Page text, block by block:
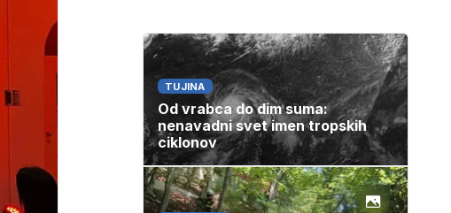
TUJINA
Od vrabca do dim suma:
nenavadni svet imen tropskih
ciklonov